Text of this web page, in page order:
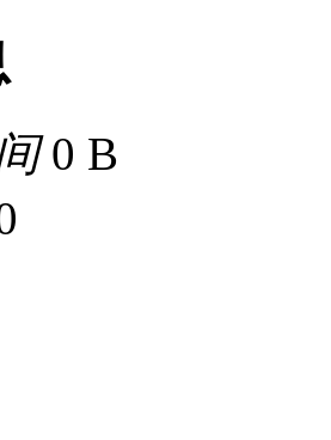
0 B